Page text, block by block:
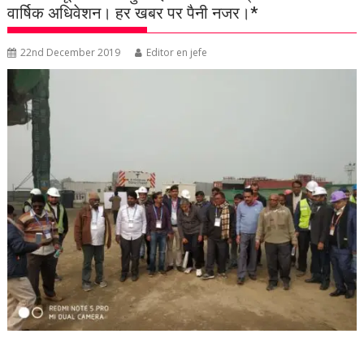
वार्षिक अधिवेशन। हर खबर पर पैनी नजर।*
22nd December 2019 Editor en jefe